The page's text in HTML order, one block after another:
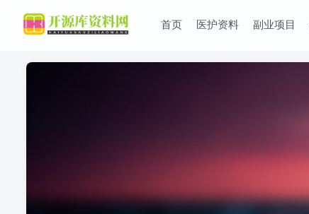
首页 医护资料 副业项目